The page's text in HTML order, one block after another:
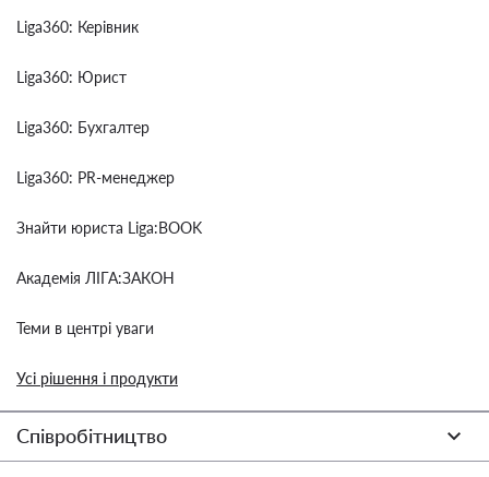
Liga360: Керівник
Liga360: Юрист
Liga360: Бухгалтер
Liga360: PR-менеджер
Знайти юриста Liga:BOOK
Академія ЛІГА:ЗАКОН
Теми в центрі уваги
Усі рішення і продукти
Співробітництво